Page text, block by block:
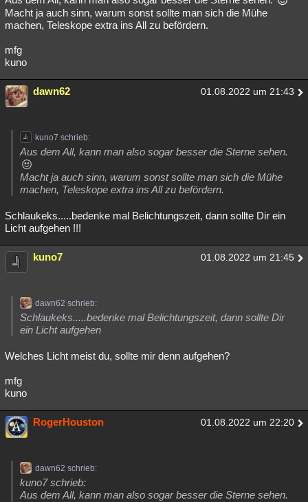
Macht ja auch sinn, warum sonst sollte man sich die Mühe
machen, Teleskope extra ins All zu befördern.
mfg
kuno
dawn62 01.08.2022 um 21:43
kuno7 schrieb:
Aus dem All, kann man also sogar besser die Sterne sehen.
Macht ja auch sinn, warum sonst sollte man sich die Mühe
machen, Teleskope extra ins All zu befördern.
Schlaukeks.....bedenke mal Belichtungszeit, dann sollte Dir ein
Licht aufgehen !!!
kuno7 01.08.2022 um 21:45
dawn62 schrieb:
Schlaukeks.....bedenke mal Belichtungszeit, dann sollte Dir
ein Licht aufgehen
Welches Licht meist du, sollte mir denn aufgehen?
mfg
kuno
RogerHouston 01.08.2022 um 22:20
dawn62 schrieb:
kuno7 schrieb:
Aus dem All, kann man also sogar besser die Sterne sehen.